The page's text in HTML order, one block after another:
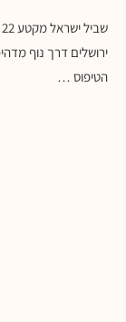
הטיפוס …